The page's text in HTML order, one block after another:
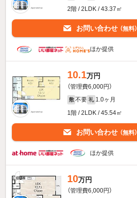
2階 / 2LDK / 43.37㎡
お問い合わせ （無料）
ほか提供
10.1万円
（管理費6,000円）
敷 不要 礼 1.0ヶ月
1階 / 2LDK / 45.54㎡
お問い合わせ （無料）
ほか提供
10万円
（管理費6,000円）